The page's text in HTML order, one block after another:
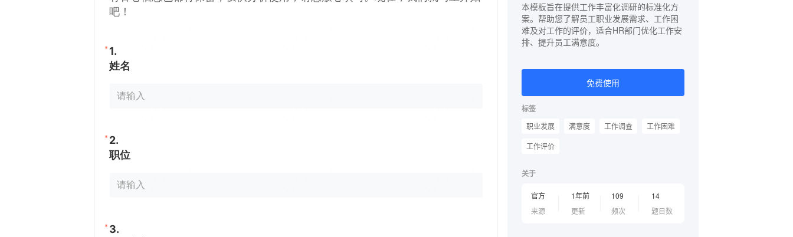
本模板旨在提供工作丰富化调研的标准化方
案。帮助您了解员工职业发展需求、工作困
难及对工作的评价，适合HR部门优化工作安
排、提升员工满意度。
免费使用
标签
职业发展 满意度 工作调查
工作困难
工作评价
关于
官方
来源
1年前
更新
109
频次
14
题目数